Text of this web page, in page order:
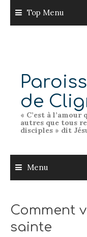
content
Top Menu
de
« C’est à
autres que tous
disciples » dit
Menu
Comment
sainte